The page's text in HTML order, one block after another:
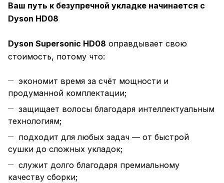
Ваш путь к безупречной укладке начинается с
Dyson HD08
Dyson Supersonic HD08 оправдывает свою
стоимость, потому что:
экономит время за счёт мощности и
продуманной комплектации;
защищает волосы благодаря интеллектуальным
технологиям;
подходит для любых задач — от быстрой
сушки до сложных укладок;
служит долго благодаря премиальному
качеству сборки;